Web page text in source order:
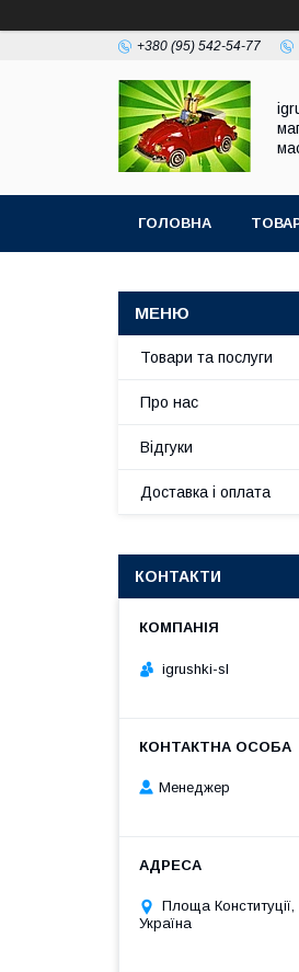
+380 (95) 542-54-77
ГОЛОВНА
Товари та послуги
Про нас
Відгуки
Доставка і оплата
КОНТАКТИ
igrushki-sl
Менеджер
Площа Конституції,
Україна